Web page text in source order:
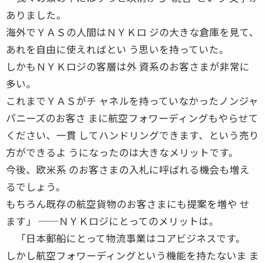
ありました。
海外でＹＡＳの人間はＮＹＫロ ジの大きな倉庫を見て、
あれを自由に使えればとい う思いを持っていた。
しかもＮＹＫロジの客層は外 資系のお客さまが非常に
多い。
これまでＹＡＳがチ ャネルを持っていなかったノンジャ
パニーズのお客さ まに航空フォワーディングもやらせて
ください、一貫 してハンドリングできます、という売り
方ができるよ うになったのは大きなメリットです。
今後、欧米系 のお客さまの入札に呼ばれる機会も増え
るでしょう。
もちろん既存の航空貨物のお客さまにも提案を増や せ
ます」 ──ＮＹＫロジにとってのメリットは。
「日本郵船にとって物流事業はコアビジネスです。
しかし航空フォワーディングという機能を持たないま ま